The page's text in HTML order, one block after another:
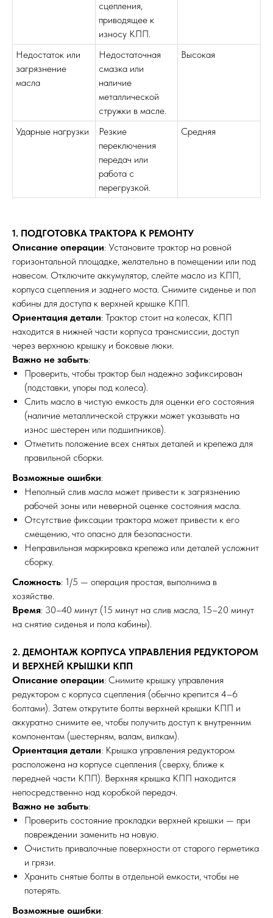
сцепления,
приводящее к
износу КПП.
Недостаток или
загрязнение
масла
Недостаточная
смазка или
наличие
металлической
стружки в масле.
Высокая
Ударные нагрузки
Резкие
переключения
передач или
работа с
перегрузкой.
Средняя
1. ПОДГОТОВКА ТРАКТОРА К РЕМОНТУ
Описание операции: Установите трактор на ровной
горизонтальной площадке, желательно в помещении или под
навесом. Отключите аккумулятор, слейте масло из КПП,
корпуса сцепления и заднего моста. Снимите сиденье и пол
кабины для доступа к верхней крышке КПП.
Ориентация детали: Трактор стоит на колесах, КПП
находится в нижней части корпуса трансмиссии, доступ
через верхнюю крышку и боковые люки.
Важно не забыть:
Проверить, чтобы трактор был надежно зафиксирован
(подставки, упоры под колеса).
Слить масло в чистую емкость для оценки его состояния
(наличие металлической стружки может указывать на
износ шестерен или подшипников).
Отметить положение всех снятых деталей и крепежа для
правильной сборки.
Возможные ошибки:
Неполный слив масла может привести к загрязнению
рабочей зоны или неверной оценке состояния масла.
Отсутствие фиксации трактора может привести к его
смещению, что опасно для безопасности.
Неправильная маркировка крепежа или деталей усложнит
сборку.
Сложность: 1/5 — операция простая, выполнима в
хозяйстве.
Время: 30–40 минут (15 минут на слив масла, 15–20 минут
на снятие сиденья и пола кабины).
2. ДЕМОНТАЖ КОРПУСА УПРАВЛЕНИЯ РЕДУКТОРОМ
И ВЕРХНЕЙ КРЫШКИ КПП
Описание операции: Снимите крышку управления
редуктором с корпуса сцепления (обычно крепится 4–6
болтами). Затем открутите болты верхней крышки КПП и
аккуратно снимите ее, чтобы получить доступ к внутренним
компонентам (шестерням, валам, вилкам).
Ориентация детали: Крышка управления редуктором
расположена на корпусе сцепления (сверху, ближе к
передней части КПП). Верхняя крышка КПП находится
непосредственно над коробкой передач.
Важно не забыть:
Проверить состояние прокладки верхней крышки — при
повреждении заменить на новую.
Очистить привалочные поверхности от старого герметика
и грязи.
Хранить снятые болты в отдельной емкости, чтобы не
потерять.
Возможные ошибки:
ВЫЕЗД
?
МЕХАНИКА